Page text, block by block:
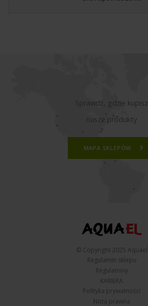
Sprawdź, gdzie kupisz
nasze produkty
MAPA SKLEPÓW
© Copyright 2025 Aquael
Regulamin sklepu
Regulaminy
KARIERA
Polityka prywatności
Nota prawna